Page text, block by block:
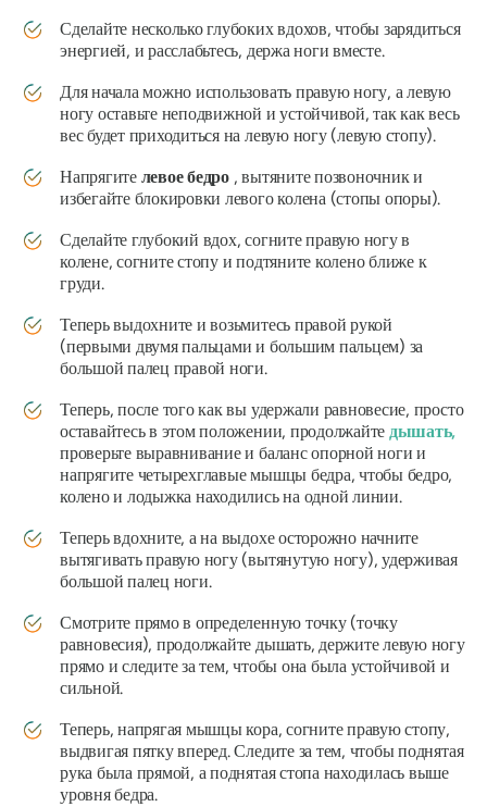
Сделайте несколько глубоких вдохов, чтобы зарядиться
энергией, и расслабьтесь, держа ноги вместе.
Для начала можно использовать правую ногу, а левую
ногу оставьте неподвижной и устойчивой, так как весь
вес будет приходиться на левую ногу (левую стопу).
Напрягите левое бедро, вытяните позвоночник и
избегайте блокировки левого колена (стопы опоры).
Сделайте глубокий вдох, согните правую ногу в
колене, согните стопу и подтяните колено ближе к
груди.
Теперь выдохните и возьмитесь правой рукой
(первыми двумя пальцами и большим пальцем) за
большой палец правой ноги.
Теперь, после того как вы удержали равновесие, просто
оставайтесь в этом положении, продолжайте дышать,
проверьте выравнивание и баланс опорной ноги и
напрягите четырехглавые мышцы бедра, чтобы бедро,
колено и лодыжка находились на одной линии.
Теперь вдохните, а на выдохе осторожно начните
вытягивать правую ногу (вытянутую ногу), удерживая
большой палец ноги.
Смотрите прямо в определенную точку (точку
равновесия), продолжайте дышать, держите левую ногу
прямо и следите за тем, чтобы она была устойчивой и
сильной.
Теперь, напрягая мышцы кора, согните правую стопу,
выдвигая пятку вперед. Следите за тем, чтобы поднятая
рука была прямой, а поднятая стопа находилась выше
уровня бедра.